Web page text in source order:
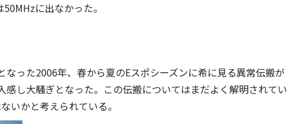
に出なかった。
った2006年、春から夏のEスポシーズンに希に見る異常伝搬が
感し大騒ぎとなった。この伝搬についてはまだよく解明されてい
いかと考えられている。